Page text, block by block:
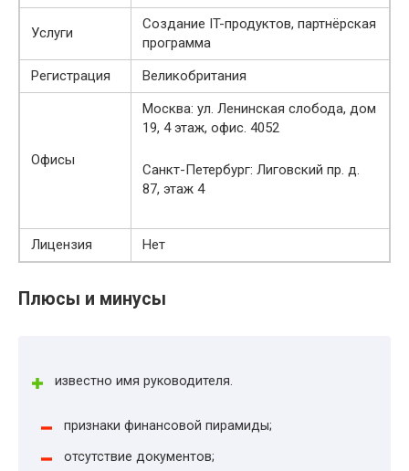
Услуги
Создание IT-продуктов, партнёрская
программа
Регистрация
Великобритания
Офисы
Москва: ул. Ленинская слобода, дом
19, 4 этаж, офис. 4052
Санкт-Петербург: Лиговский пр. д.
87, этаж 4
Лицензия Нет
Плюсы и минусы
известно имя руководителя.
признаки финансовой пирамиды;
отсутствие документов;